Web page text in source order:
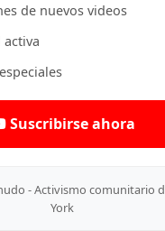
de nuevos videos
activa
Suscribirse ahora
- Activismo comunitario
York